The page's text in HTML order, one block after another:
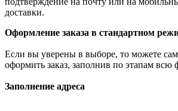
доставки.
Оформление заказа в стандартном
Если вы уверены в выборе, то можете
оформить заказ, заполнив по этапам всю
Заполнение адреса